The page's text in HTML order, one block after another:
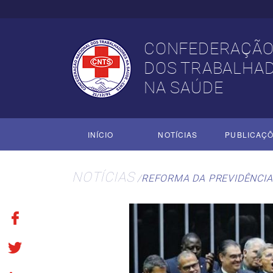
DOS
NA SAÚDE
INÍCIO NOTÍCIAS
NOTÍCIAS REFORMA DA PREVIDÊNCIA